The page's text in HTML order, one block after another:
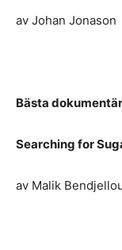
av Johan Jonason
Bästa
Searching for
av Malik